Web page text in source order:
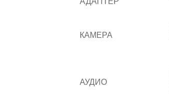
КАМЕРА
АУДИО